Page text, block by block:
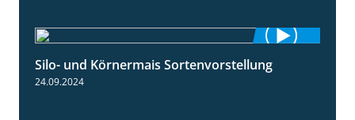
4:26
Silo- und Körnermais Sortenvorstellung
24.09.2024